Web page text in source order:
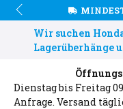
Wir suchen
Lagerüberhänge
Dienstag bis Freitag
Anfrage. Versand